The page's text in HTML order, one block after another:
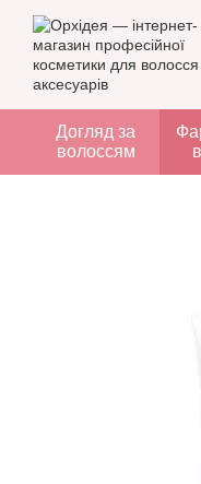
Перейти до основного
Догляд за
волоссям